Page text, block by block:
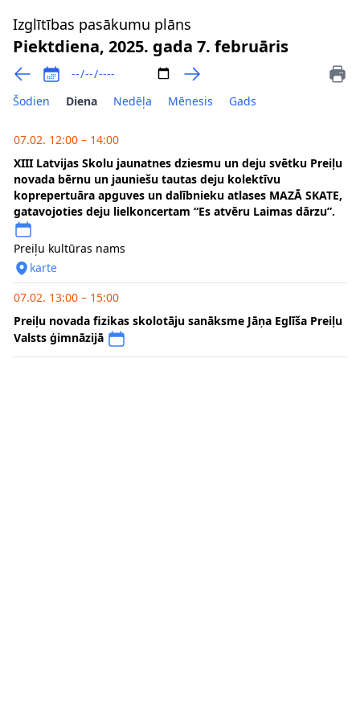
Izglītības pasākumu plāns
Piektdiena, 2025. gada 7. februāris
Šodien Diena Nedēļa Mēnesis Gads
07.02. 12:00 – 14:00
XIII Latvijas Skolu jaunatnes dziesmu un deju svētku Preiļu
novada bērnu un jauniešu tautas deju kolektīvu
koprepertuāra apguves un dalībnieku atlases MAZĀ SKATE,
gatavojoties deju lielkoncertam “Es atvēru Laimas dārzu”.
Preiļu kultūras nams
karte
07.02. 13:00 – 15:00
Preiļu novada fizikas skolotāju sanāksme Jāņa Eglīša Preiļu
Valsts ģimnāzijā